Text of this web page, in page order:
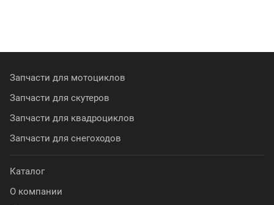
Запчасти для мотоциклов
Запчасти для скутеров
Запчасти для квадроциклов
Запчасти для снегоходов
Каталог
О компании